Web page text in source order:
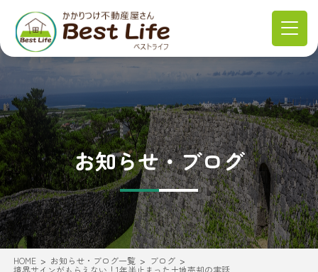
お知らせ・ブログ
HOME お知らせ・ブログ一覧 ブログ
境界サインがもらえない！1年半止まった土地売却の実話